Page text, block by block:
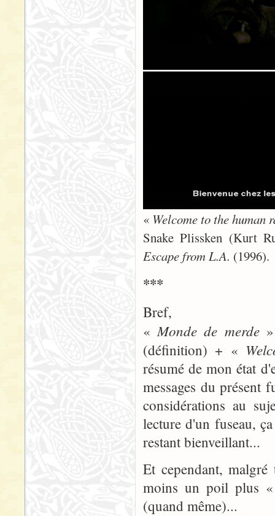
« Welcome to the human
Snake Plissken (Kurt
Escape from L.A. (1996).
***
Bref,
«Monde de merde»
(définition) + «
résumé de mon état
messages du présent
considérations au
lecture d'un fuseau,
restant bienveillant...
Et cependant,
moins un poil plus «
(quand même)...